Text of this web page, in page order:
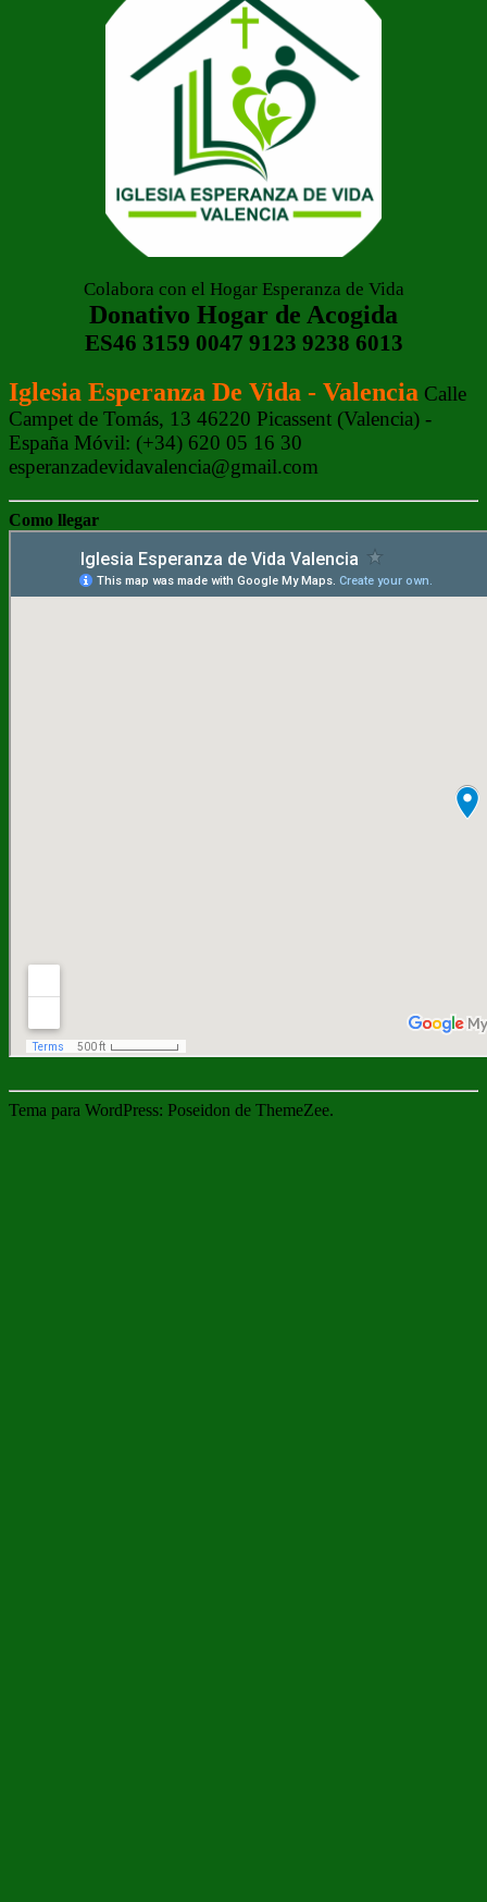
Colabora con el Hogar Esperanza de Vida
Donativo Hogar de Acogida
ES46 3159 0047 9123 9238 6013
Iglesia Esperanza De Vida - Valencia Calle
Campet de Tomás, 13 46220 Picassent (Valencia) -
España Móvil: (+34) 620 05 16 30
esperanzadevidavalencia@gmail.com
Como llegar
Tema para WordPress: Poseidon de ThemeZee.